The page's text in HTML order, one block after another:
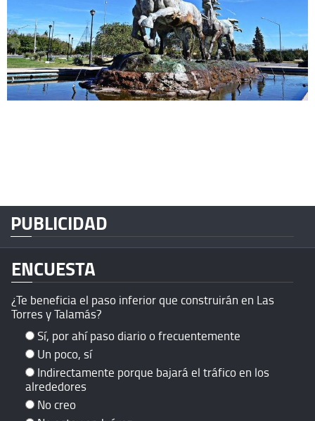
PUBLICIDAD
ENCUESTA
¿Te beneficia el paso inferior que construirán en Las
Torres y Talamás?
Sí, por ahí paso diario o frecuentemente
Un poco, sí
Indirectamente porque bajará el tráfico en los
alrededores
No creo